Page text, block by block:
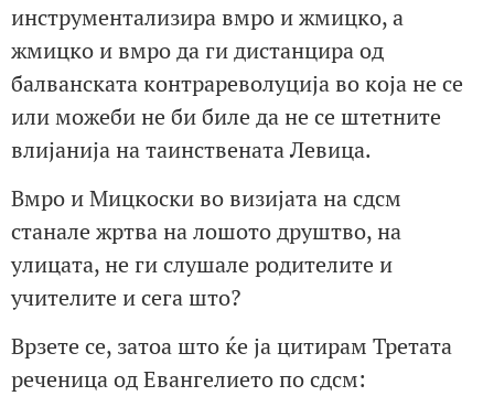
инструментализира вмро и жмицко, а
жмицко и вмро да ги дистанцира од
балванската контрареволуција во која не се
или можеби не би биле да не се штетните
влијанија на таинствената Левица.
Вмро и Мицкоски во визијата на сдсм
станале жртва на лошото друштво, на
улицата, не ги слушале родителите и
учителите и сега што?
Врзете се, затоа што ќе ја цитирам Третата
реченица од Евангелието по сдсм: